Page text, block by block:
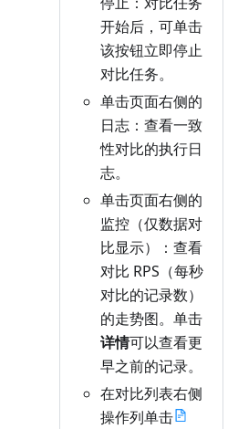
开始后，可单击
该按钮立即停止
对比任务。
单击页面右侧的
日志：查看一致
性对比的执行日
志。
单击页面右侧的
监控（仅数据对
比显示）：查看
对比 RPS（每秒
对比的记录数）
的走势图。单击
详情可以查看更
早之前的记录。
在对比列表右侧
操作列单击